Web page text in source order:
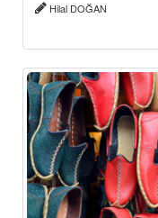
Hilal DOĞAN